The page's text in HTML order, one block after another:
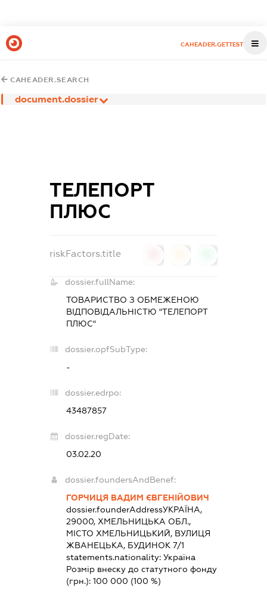
CAHEADER.GETTEST
CAHEADER.SEARCH
document.dossier
ТЕЛЕПОРТ
ПЛЮС
riskFactors.title
dossier.fullName:
ТОВАРИСТВО З ОБМЕЖЕНОЮ
ВІДПОВІДАЛЬНІСТЮ "ТЕЛЕПОРТ
ПЛЮС"
dossier.opfSubType:
-
dossier.edrpo:
43487857
dossier.regDate:
03.02.20
dossier.foundersAndBenef:
ГОРЧИЦЯ ВАДИМ ЄВГЕНІЙОВИЧ
dossier.founderAddressУКРАЇНА,
29000, ХМЕЛЬНИЦЬКА ОБЛ.,
МІСТО ХМЕЛЬНИЦЬКИЙ, ВУЛИЦЯ
ЖВАНЕЦЬКА, БУДИНОК 7/1
statements.nationality:Україна
Розмір внеску до статутного фонду
(грн.):100 000 (100 %)